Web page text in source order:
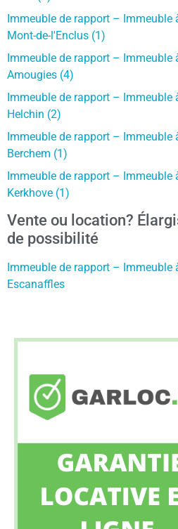
Immeuble de rapport – Immeuble
Mont-de-l'Enclus (1)
Immeuble de rapport – Immeuble
Amougies (4)
Immeuble de rapport – Immeuble
Helchin (2)
Immeuble de rapport – Immeuble
Berchem (1)
Immeuble de rapport – Immeuble
Kerkhove (1)
Vente ou location?
de possibilité
Immeuble de rapport – Immeuble
Escanaffles